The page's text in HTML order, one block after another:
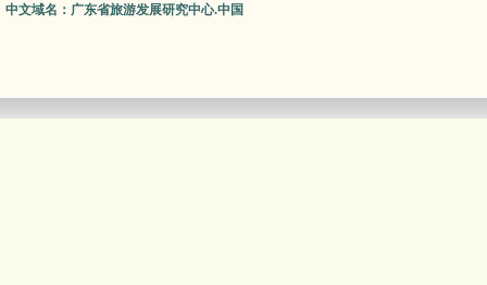
中文域名：广东省旅游发展研究中心.中国